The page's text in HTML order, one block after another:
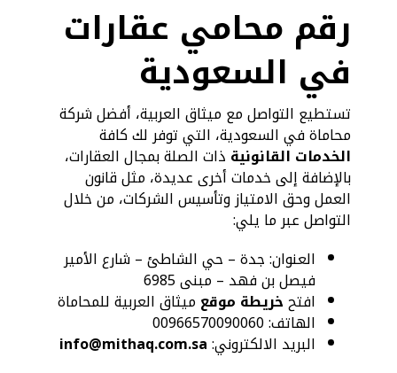
رقم محامي عقارات
في السعودية
تستطيع التواصل مع ميثاق العربية، أفضل شركة
محاماة في السعودية، التي توفر لك كافة
الخدمات القانونية ذات الصلة بمجال العقارات،
بالإضافة إلى خدمات أخرى عديدة، مثل قانون
العمل وحق الامتياز وتأسيس الشركات، من خلال
التواصل عبر ما يلي:
العنوان: جدة – حي الشاطئ – شارع الأمير
فيصل بن فهد – مبنى 6985
افتحخريطة موقع ميثاق العربية للمحاماة
الهاتف: 00966570090060
البريد الالكتروني:info@mithaq.com.sa